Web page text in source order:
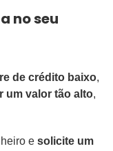
no seu
de crédito baixo,
um valor tão alto,
e solicite um